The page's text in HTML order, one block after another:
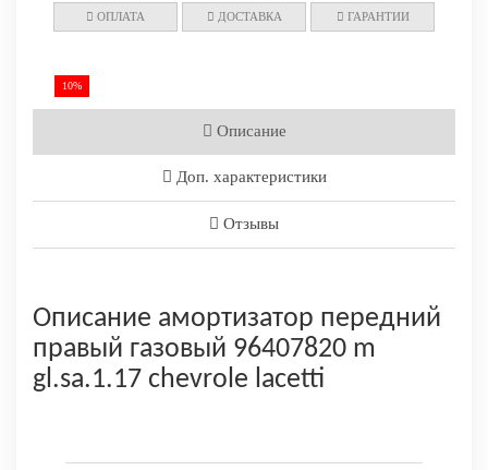
ОПЛАТА ДОСТАВКА ГАРАНТИИ
10%
Описание
Доп. характеристики
Отзывы
Описание амортизатор передний
правый газовый 96407820 m
gl.sa.1.17 chevrole lacetti